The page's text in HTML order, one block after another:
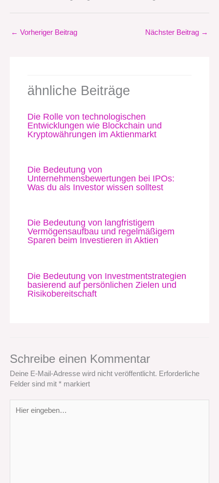
← Vorheriger Beitrag Nächster Beitrag →
ähnliche Beiträge
Die Rolle von technologischen
Entwicklungen wie Blockchain und
Kryptowährungen im Aktienmarkt
Die Bedeutung von
Unternehmensbewertungen bei IPOs:
Was du als Investor wissen solltest
Die Bedeutung von langfristigem
Vermögensaufbau und regelmäßigem
Sparen beim Investieren in Aktien
Die Bedeutung von Investmentstrategien
basierend auf persönlichen Zielen und
Risikobereitschaft
Schreibe einen Kommentar
Deine E-Mail-Adresse wird nicht veröffentlicht. Erforderliche
Felder sind mit * markiert
eingeben…